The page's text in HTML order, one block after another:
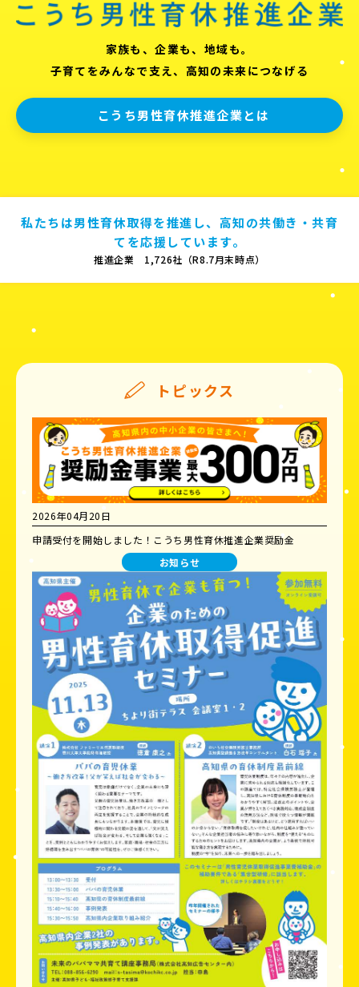
家族も、企業も、地域も。
子育てをみんなで支え、高知の未来につなげる
こうち男性育休推進企業とは
私たちは男性育休取得を推進し、高知の共働き・共育
てを応援しています。
推進企業 1,726社（R8.7月末時点）
トピックス
2026年04月20日
申請受付を開始しました！こうち男性育休推進企業奨励金
お知らせ